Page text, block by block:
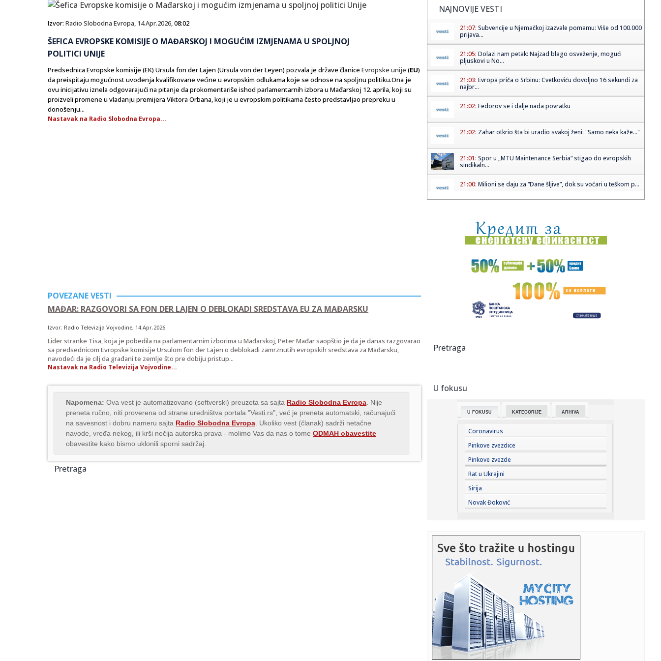
Izvor: Radio Slobodna Evropa, 14.Apr.2026, 08:02
ŠEFICA EVROPSKE KOMISIJE O MAĐARSKOJ I MOGUĆIM IZMJENAMA U SPOLJNOJ
POLITICI UNIJE
Predsednica Evropske komisije (EK) Ursula fon der Lajen (Ursula von der Leyen) pozvala je države članice Evropske unije (EU)
da preispitaju mogućnost uvođenja kvalifikovane većine u evropskim odlukama koje se odnose na spoljnu politiku.Ona je
ovu inicijativu iznela odgovarajući na pitanje da prokomentariše ishod parlamentarnih izbora u Mađarskoj 12. aprila, koji su
proizveli promene u vladanju premijera Viktora Orbana, koji je u evropskim politikama često predstavljao prepreku u
donošenju...
Nastavak na Radio Slobodna Evropa...
POVEZANE VESTI
MAĐAR: RAZGOVORI SA FON DER LAJEN O DEBLOKADI SREDSTAVA EU ZA MAĐARSKU
Izvor: Radio Televizija Vojvodine, 14.Apr.2026
Lider stranke Tisa, koja je pobedila na parlamentarnim izborima u Mađarskoj, Peter Mađar saopštio je da je danas razgovarao
sa predsednicom Evropske komisije Ursulom fon der Lajen o deblokadi zamrznutih evropskih sredstava za Mađarsku,
navodeći da je cilj da građani te zemlje što pre dobiju pristup...
Nastavak na Radio Televizija Vojvodine...
Napomena: Ova vest je automatizovano (softverski) preuzeta sa sajta Radio Slobodna Evropa . Nije
preneta ručno, niti proverena od strane uredništva portala "Vesti.rs", već je preneta automatski, računajući
na savesnost i dobru nameru sajta Radio Slobodna Evropa . Ukoliko vest (članak) sadrži netačne
navode, vređa nekog, ili krši nečija autorska prava - molimo Vas da nas o tome ODMAH obavestite
obavestite kako bismo uklonili sporni sadržaj.
Pretraga
NAJNOVIJE VESTI
21:07: Subvencije u Njemačkoj izazvale pomamu: Više od 100.000
prijava...
21:05: Dolazi nam petak: Najzad blago osveženje, mogući
pljuskovi u No...
21:03: Evropa priča o Srbinu: Cvetkoviću dovoljno 16 sekundi za
najbr...
21:02: Fedorov se i dalje nada povratku
21:02: Zahar otkrio šta bi uradio svakoj ženi: "Samo neka kaže..."
21:01: Spor u „MTU Maintenance Serbia“ stigao do evropskih
sindikaln...
21:00: Milioni se daju za “Dane šljive”, dok su voćari u teškom p...
21:00:Evakuacija stanovnika dva naselja zbog požara u
Deliblatskoj pe...
20:58:Horor u Nemačkoj: Sudarila se dva tramvaja, više od 25
povređe...
Od prodaje pilića do letovanja na jahti: Novi prizori Bojane
20:57:Kineski proizvođač robota procenjen na više od devet
izgubi Sem...
20:52:
20:46:
Novi veliki posao Real Madrida – rešena sudbina
20:45:"Kompas": Senke nad "listom"
20:45:Vučić najavio veliki skup u Novom Sadu: Očekujem pobedu
na niv...
20:44:Fotelja mu visi o koncu: Zbog čega se republikanci okreću
proti...
20:37: PARKER NE ODUSTAJE OD SNA: Želi ono što Asvel čeka
skoro tri d...
20:37:
20:36:Lamborghini Revuelto SV postavio novi rekord na
Hokenhajmringu
20:28:Litvanci surovo iskreni: "Niko nije uzbuđen zbog Partizana
– Z...
20:27:Smailagić je predstavljen - više nema dileme gde nastavlja
Pretraga
U fokusu
U FOKUSU KATEGORIJE ARHIVA
Coronavirus
Pinkove zvezdice
Pinkove zvezde
Rat u Ukrajini
Sirija
Novak Đoković